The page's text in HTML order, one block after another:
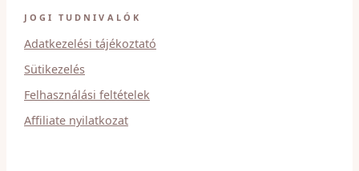
JOGI TUDNIVALÓK
Adatkezelési tájékoztató
Sütikezelés
Felhasználási feltételek
Affiliate nyilatkozat